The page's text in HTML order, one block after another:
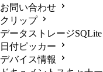
お問い合わせ
クリップ
データストレージSQLite
日付ピッカー
デバイス情報